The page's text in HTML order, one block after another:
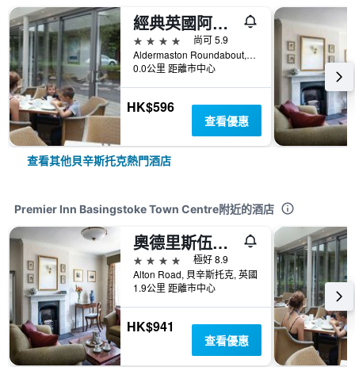
經典英國阿波羅酒店
4星級
尚可 5.9
Aldermaston Roundabout, 0 ., 貝辛斯托克, 英國
0.0公里 距離市中心
HK$596
查看優惠
查看其他貝辛斯托克熱門酒店
Premier Inn Basingstoke Town Centre附近的酒店
奧德里斯伍德酒店 - 貝辛斯托克
4星級
極好 8.9
Alton Road, 貝辛斯托克, 英國
1.9公里 距離市中心
HK$941
查看優惠